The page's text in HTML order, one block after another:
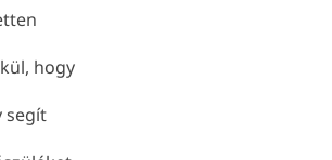
hogy
segít